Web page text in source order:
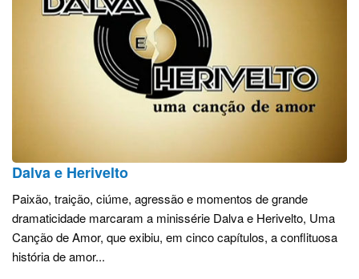
Dalva e Herivelto
Paixão, traição, ciúme, agressão e momentos de grande
dramaticidade marcaram a minissérie Dalva e Herivelto, Uma
Canção de Amor, que exibiu, em cinco capítulos, a conflituosa
história de amor...